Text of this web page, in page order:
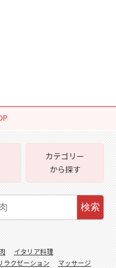
カテゴリー
から探す
検索
イタリア料理
ラクゼーション
マッサージ